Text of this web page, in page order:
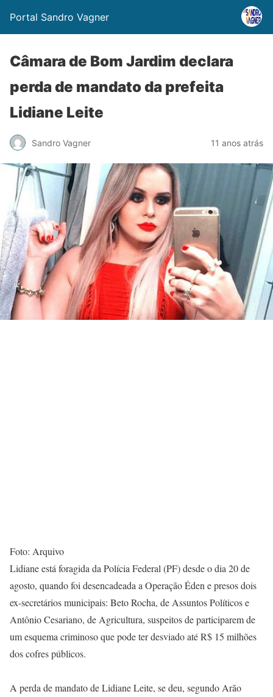
Portal Sandro Vagner
Câmara de Bom Jardim declara
perda de mandato da prefeita
Lidiane Leite
Sandro Vagner 11 anos atrás
Foto: Arquivo
Lidiane está foragida da Polícia Federal (PF) desde o dia 20 de
agosto, quando foi desencadeada a Operação Éden e presos dois
ex-secretários municipais: Beto Rocha, de Assuntos Políticos e
Antônio Cesariano, de Agricultura, suspeitos de participarem de
um esquema criminoso que pode ter desviado até R$ 15 milhões
dos cofres públicos.
A perda de mandato de Lidiane Leite, se deu, segundo Arão